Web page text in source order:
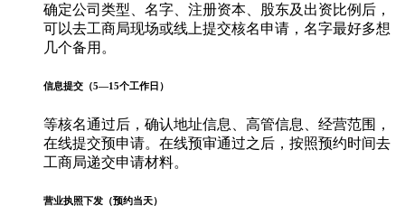
确定公司类型、名字、注册资本、股东及出资比例后，
可以去工商局现场或线上提交核名申请，名字最好多想
几个备用。
信息提交（5—15个工作日）
等核名通过后，确认地址信息、高管信息、经营范围，
在线提交预申请。在线预审通过之后，按照预约时间去
工商局递交申请材料。
营业执照下发（预约当天）